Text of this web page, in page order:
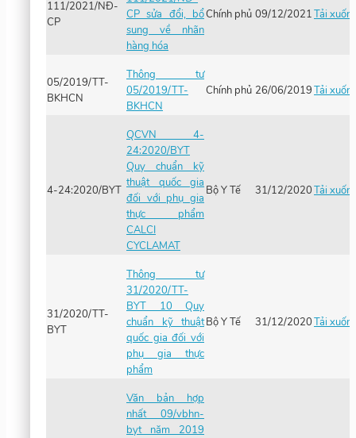
111/2021/NĐ-
CP
CP sửa đổi, bổ
sung về nhãn
hàng hóa
Chính phủ 09/12/2021Tải
05/2019/TT-
BKHCN
Thông tư
05/2019/TT-
BKHCN
Chính phủ 26/06/2019Tải
4-24:2020/BYT
QCVN 4-
24:2020/BYT
Quy chuẩn kỹ
thuật quốc gia
đối với phụ gia
thực phẩm
CALCI
CYCLAMAT
Bộ Y Tế 31/12/2020Tải
31/2020/TT-
BYT
Thông tư
31/2020/TT-
BYT 10 Quy
chuẩn kỹ thuật
quốc gia đối với
phụ gia thực
phẩm
Bộ Y Tế 31/12/2020Tải
Văn bản hợp
nhất 09/vbhn-
byt năm 2019